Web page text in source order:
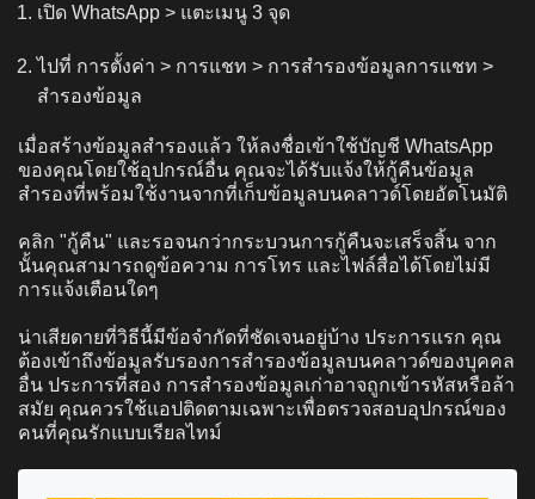
เปิด WhatsApp > แตะเมนู 3 จุด
ไปที่ การตั้งค่า > การแชท > การสำรองข้อมูลการแชท >
สำรองข้อมูล
เมื่อสร้างข้อมูลสำรองแล้ว ให้ลงชื่อเข้าใช้บัญชี WhatsApp
ของคุณโดยใช้อุปกรณ์อื่น คุณจะได้รับแจ้งให้กู้คืนข้อมูล
สำรองที่พร้อมใช้งานจากที่เก็บข้อมูลบนคลาวด์โดยอัตโนมัติ
คลิก "กู้คืน" และรอจนกว่ากระบวนการกู้คืนจะเสร็จสิ้น จาก
นั้นคุณสามารถดูข้อความ การโทร และไฟล์สื่อได้โดยไม่มี
การแจ้งเตือนใดๆ
น่าเสียดายที่วิธีนี้มีข้อจำกัดที่ชัดเจนอยู่บ้าง ประการแรก คุณ
ต้องเข้าถึงข้อมูลรับรองการสำรองข้อมูลบนคลาวด์ของบุคคล
อื่น ประการที่สอง การสำรองข้อมูลเก่าอาจถูกเข้ารหัสหรือล้า
สมัย คุณควรใช้แอปติดตามเฉพาะเพื่อตรวจสอบอุปกรณ์ของ
คนที่คุณรักแบบเรียลไทม์